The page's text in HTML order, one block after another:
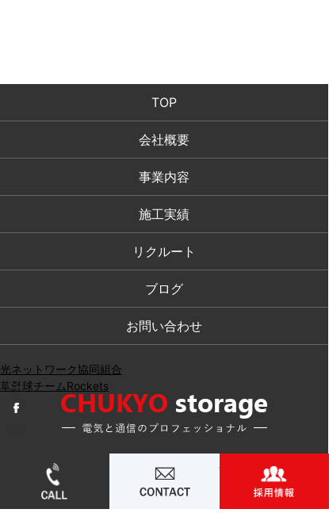
TOP
会社概要
事業内容
施工実績
リクルート
ブログ
お問い合わせ
光ネットワーク協同組合
草野球チームRockets
５－３５
TEL：052-715-4506 FAX：052-715-4507